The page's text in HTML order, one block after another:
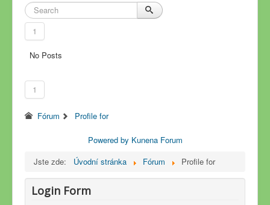
1
No Posts
1
Fórum Profile for
Powered by Kunena Forum
Jste zde:
Úvodní stránka Fórum Profile for
Login Form